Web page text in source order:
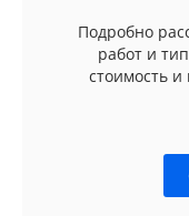
Подробно
работ и
стоимость